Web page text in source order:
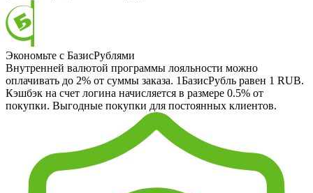
Экономьте с БазисРублями
Внутренней валютой программы лояльности можно
оплачивать до 2% от суммы заказа. 1БазисРубль равен 1 RUB.
Кэшбэк на счет логина начисляется в размере 0.5% от
покупки. Выгодные покупки для постоянных клиентов.